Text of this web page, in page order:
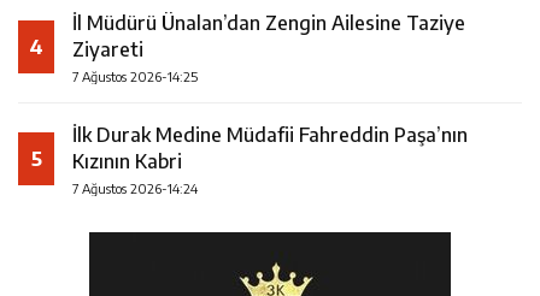
4
İl Müdürü Ünalan’dan Zengin Ailesine Taziye
Ziyareti
7 Ağustos 2026-14:25
5
İlk Durak Medine Müdafii Fahreddin Paşa’nın
Kızının Kabri
7 Ağustos 2026-14:24